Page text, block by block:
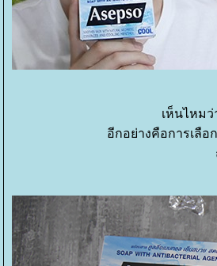
เห็นไหม
อีกอย่างคือการเลื